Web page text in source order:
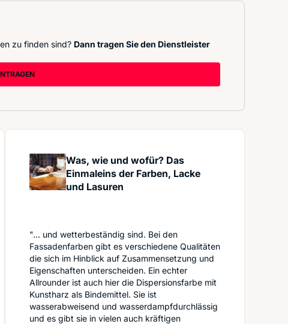
zu finden sind? Dann tragen Sie den Dienstleister
Was, wie und wofür? Das
Einmaleins der Farben, Lacke
und Lasuren
"... und wetterbeständig sind. Bei den
Fassadenfarben gibt es verschiedene Qualitäten
die sich im Hinblick auf Zusammensetzung und
Eigenschaften unterscheiden. Ein echter
Allrounder ist auch hier die Dispersionsfarbe mit
Kunstharz als Bindemittel. Sie ist
wasserabweisend und wasserdampfdurchlässig
und es gibt sie in vielen auch kräftigen